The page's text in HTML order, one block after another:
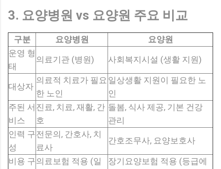
3. 요양병원 vs 요양원 주요 비교
구분 요양병원
요양원
운영 형
태
의료기관 (병원) 사회복지시설 (생활 지원)
대상자
의료적 치료가 필요
한 노인
일상생활 지원이 필요한 노
인
주된 서
비스
진료, 치료, 재활, 간
호
돌봄, 식사 제공, 기본 건강
관리
인력 구
성
전문의, 간호사, 치
료사
간호조무사, 요양보호사
비용 구의료보험 적용 (일
장기요양보험 적용 (등급에